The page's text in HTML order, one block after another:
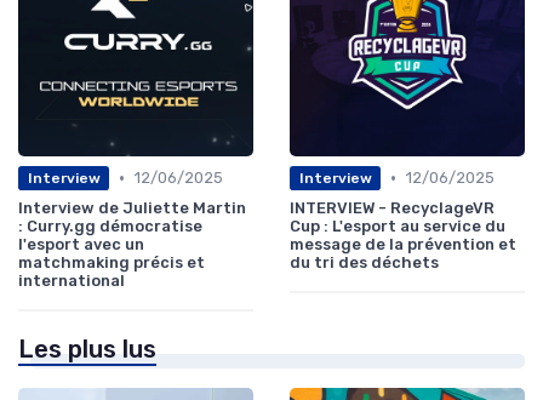
Interview • 12/06/2025
Interview de Juliette Martin
: Curry.gg démocratise
l'esport avec un
matchmaking précis et
international
Interview • 12/06/2025
INTERVIEW - RecyclageVR
Cup : L'esport au service du
message de la prévention et
du tri des déchets
Les plus lus